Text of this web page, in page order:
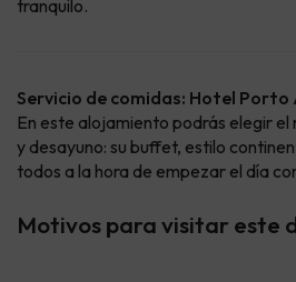
tranquilo.
Servicio de comidas: Hotel Porto
En este alojamiento podrás elegir
y desayuno: su buffet, estilo
todos a la hora de empezar el día
Motivos para visitar este